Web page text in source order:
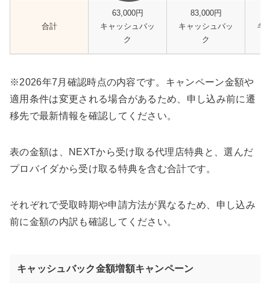
合計
63,000円
キャッシュバッ
ク
83,000円
キャッシュバッ
ク
キ
※2026年7月確認時点の内容です。キャンペーン金額や
適用条件は変更される場合があるため、申し込み前に遷
移先で最新情報を確認してください。
表の金額は、NEXTから受け取る代理店特典と、選んだ
プロバイダから受け取る特典を含む合計です。
それぞれで受取時期や申請方法が異なるため、申し込み
前に金額の内訳も確認してください。
キャッシュバック金額増額キャンペーン